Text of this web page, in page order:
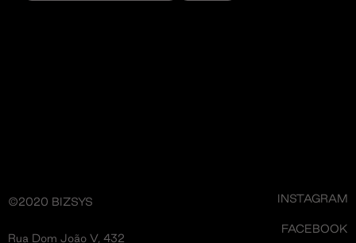
©2020 BIZSYS
Rua Dom João V, 432
INSTAGRAM
FACEBOOK